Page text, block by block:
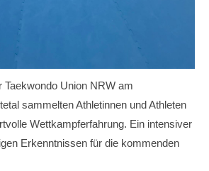
Taekwondo Union NRW am
sammelten Athletinnen und Athleten
Wettkampferfahrung. Ein intensiver
Erkenntnissen für die kommenden